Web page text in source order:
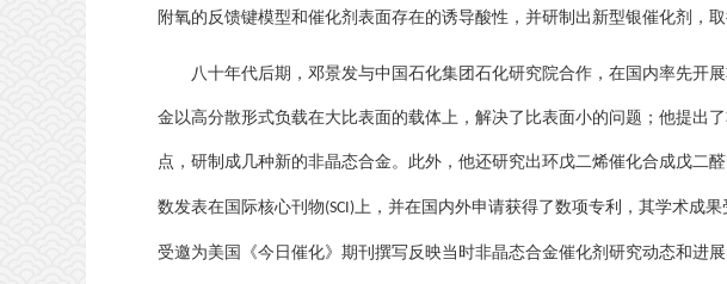
附氧的反馈键模型和催化剂表面存在的诱导酸性，并研制出新型银催化剂，取
八十年代后期，邓景发与中国石化集团石化研究院合作，在国内率先开
金以高分散形式负载在大比表面的载体上，解决了比表面小的问题；他提出
点，研制成几种新的非晶态合金。此外，他还研究出环戊二烯催化合成戊二
数发表在国际核心刊物(SCI)上，并在国内外申请获得了数项专利，其学术成
受邀为美国《今日催化》期刊撰写反映当时非晶态合金催化剂研究动态和进展